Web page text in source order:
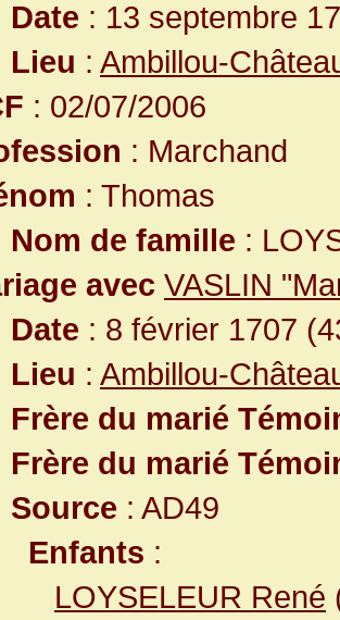
Date : 13 septembre
Lieu : Ambillou-
: 02/07/2006
: Marchand
: Thomas
Nom de famille :
avec VASLIN
Date : 8 février 1707
Lieu : Ambillou-
Frère du marié
Frère du marié
Source : AD49
Enfants :
LOYSELEUR René